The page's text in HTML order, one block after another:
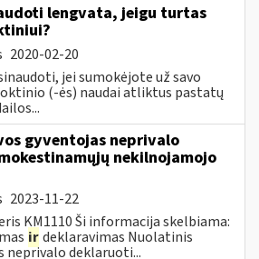
lengvata, jeigu turtas
2020-02-20
jei sumokėjote už savo
(-ės) naudai atliktus pastatų
gyventojas neprivalo
nekilnojamojo
2023-11-22
KM1110 Ši informacija skelbiama:
irdeklaravimas Nuolatinis
neprivalo deklaruoti...